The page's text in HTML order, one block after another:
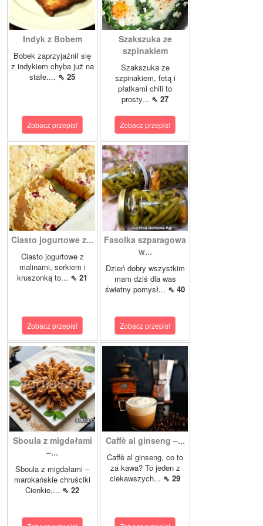
Indyk z Bobem
Bobek zaprzyjaźnił się
z indykiem chyba już na
stałe.... ⇖ 25
Zobacz przepis!
Szakszuka ze
szpinakiem
Szakszuka ze
szpinakiem, fetą i
płatkami chili to
prosty... ⇖ 27
Zobacz przepis!
Ciasto jogurtowe z...
Ciasto jogurtowe z
malinami, serkiem i
kruszonką to... ⇖ 21
Zobacz przepis!
Fasolka szparagowa
w...
Dzień dobry wszystkim
mam dziś dla was
świetny pomysł... ⇖ 40
Zobacz przepis!
Sboula z migdałami
–...
Sboula z migdałami –
marokańskie chruściki
Cienkie,... ⇖ 22
Caffè al ginseng –...
Caffè al ginseng, co to
za kawa? To jeden z
ciekawszych... ⇖ 29